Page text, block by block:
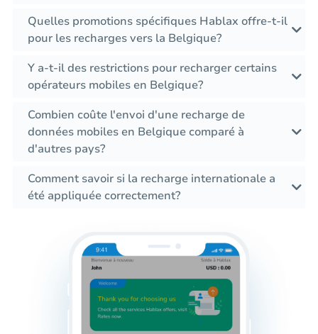
Quelles promotions spécifiques Hablax offre-t-il
pour les recharges vers la Belgique?
Y a-t-il des restrictions pour recharger certains
opérateurs mobiles en Belgique?
Combien coûte l'envoi d'une recharge de
données mobiles en Belgique comparé à
d'autres pays?
Comment savoir si la recharge internationale a
été appliquée correctement?